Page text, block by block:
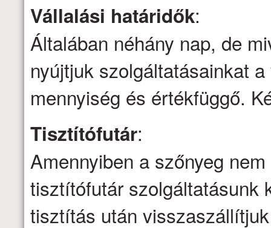
Vállalási határidők:
Általában néhány nap, de
nyújtjuk szolgáltatásainkat
mennyiség és értékfüggő.
Tisztítófutár:
Amennyiben a szőnyeg
tisztítófutár szolgáltatásunk
tisztítás után